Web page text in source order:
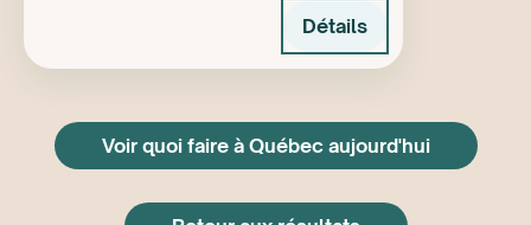
Détails
Voir quoi faire à Québec aujourd'hui